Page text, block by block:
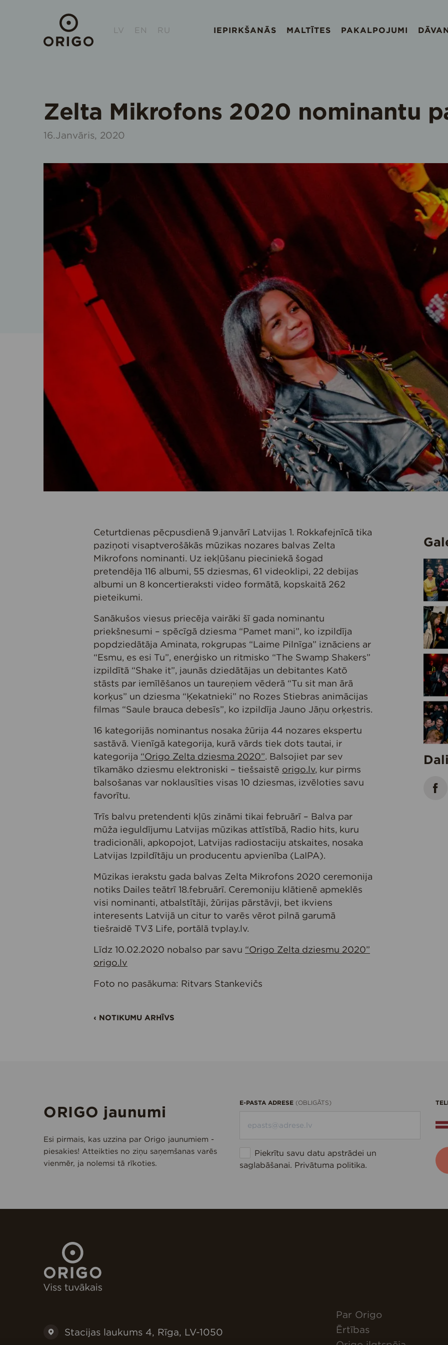
LV EN RU IEPIRKŠANĀS MALTĪTES PAKALPOJUMI
Zelta Mikrofons 2020 nominantu
16.Janvāris, 2020
Ceturtdienas pēcpusdienā 9.janvārī Latvijas 1. Rokkafejnīcā tika
paziņoti visaptverošākās mūzikas nozares balvas Zelta
Mikrofons nominanti. Uz iekļūšanu pieciniekā šogad
pretendēja 116 albumi, 55 dziesmas, 61 videoklipi, 22 debijas
albumi un 8 koncertieraksti video formātā, kopskaitā 262
pieteikumi.
Sanākušos viesus priecēja vairāki šī gada nominantu
priekšnesumi – spēcīgā dziesma “Pamet mani”, ko izpildīja
popdziedātāja Aminata, rokgrupas “Laime Pilnīga” iznāciens ar
“Esmu, es esi Tu”, enerģisko un ritmisko “The Swamp Shakers”
izpildītā “Shake it”, jaunās dziedātājas un debitantes Katō
stāsts par iemīlēšanos un taureņiem vēderā “Tu sit man ārā
korķus” un dziesma “Ķekatnieki” no Rozes Stiebras animācijas
filmas “Saule brauca debesīs”, ko izpildīja Jauno Jāņu orķestris.
16 kategorijās nominantus nosaka žūrija 44 nozares ekspertu
sastāvā. Vienīgā kategorija, kurā vārds tiek dots tautai, ir
kategorija “Origo Zelta dziesma 2020”. Balsojiet par sev
tīkamāko dziesmu elektroniski – tiešsaistē origo.lv, kur pirms
balsošanas var noklausīties visas 10 dziesmas, izvēloties savu
favorītu.
Trīs balvu pretendenti kļūs zināmi tikai februārī – Balva par
mūža ieguldījumu Latvijas mūzikas attīstībā, Radio hits, kuru
tradicionāli, apkopojot, Latvijas radiostaciju atskaites, nosaka
Latvijas Izpildītāju un producentu apvienība (LaIPA).
Mūzikas ierakstu gada balvas Zelta Mikrofons 2020 ceremonija
notiks Dailes teātrī 18.februārī. Ceremoniju klātienē apmeklēs
visi nominanti, atbalstītāji, žūrijas pārstāvji, bet ikviens
interesents Latvijā un citur to varēs vērot pilnā garumā
tiešraidē TV3 Life, portālā tvplay.lv.
Līdz 10.02.2020 nobalso par savu “Origo Zelta dziesmu 2020”
origo.lv
Foto no pasākuma: Ritvars Stankevičs
‹ NOTIKUMU ARHĪVS
ORIGO jaunumi
Esi pirmais, kas uzzina par Origo jaunumiem -
piesakies! Atteikties no ziņu saņemšanas varēs
vienmēr, ja nolemsi tā rīkoties.
E-PASTA ADRESE (OBLIGĀTS)
Piekrītu savu datu apstrādei un
saglabāšanai. Privātuma politika.
Stacijas laukums 4, Rīga, LV-1050
Par Origo
Ērtības